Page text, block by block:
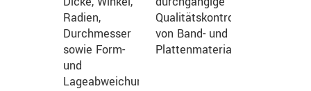
Radien,
Durchmesser
sowie Form-
und
Lageabweichungen.
Qualitätskontrolle
von Band- und
Plattenmaterial.